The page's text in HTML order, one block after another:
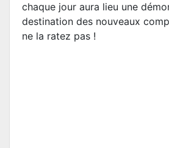
chaque jour aura lieu une
destination des nouveaux
ne la ratez pas !